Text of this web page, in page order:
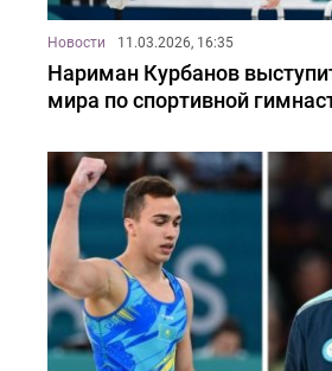
Новости 11.03.2026, 16:35
Нариман Курбанов
мира по спортивной